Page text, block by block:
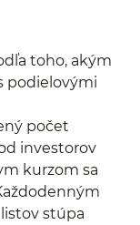
toho, akým
podielovými
počet
investorov
kurzom sa
stúpa